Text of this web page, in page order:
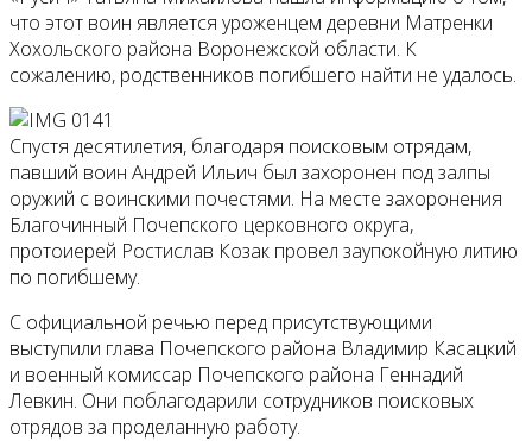
что этот воин является уроженцем деревни Матренки
Хохольского района Воронежской области. К
сожалению, родственников погибшего найти не удалось.
Спустя десятилетия, благодаря поисковым отрядам,
павший воин Андрей Ильич был захоронен под залпы
оружий с воинскими почестями. На месте захоронения
Благочинный Почепского церковного округа,
протоиерей Ростислав Козак провел заупокойную литию
по погибшему.
С официальной речью перед присутствующими
выступили глава Почепского района Владимир Касацкий
и военный комиссар Почепского района Геннадий
Левкин. Они поблагодарили сотрудников поисковых
отрядов за проделанную работу.